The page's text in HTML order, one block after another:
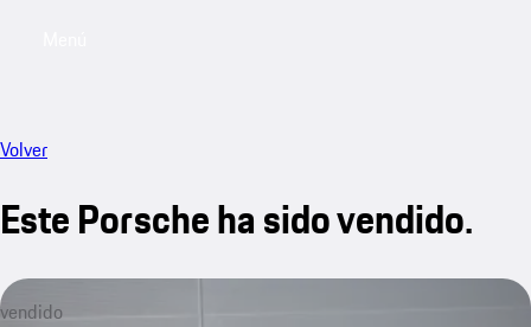
Volver
Este Porsche ha sido vendido.
vendido